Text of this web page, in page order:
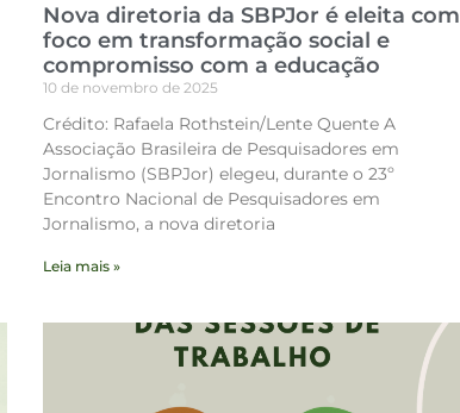
Nova diretoria da SBPJor é eleita com
foco em transformação social e
compromisso com a educação
10 de novembro de 2025
Crédito: Rafaela Rothstein/Lente Quente A
Associação Brasileira de Pesquisadores em
Jornalismo (SBPJor) elegeu, durante o 23º
Encontro Nacional de Pesquisadores em
Jornalismo, a nova diretoria
Leia mais »